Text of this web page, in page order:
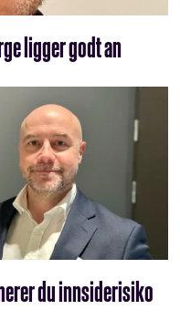
ligger godt an
du innsiderisiko